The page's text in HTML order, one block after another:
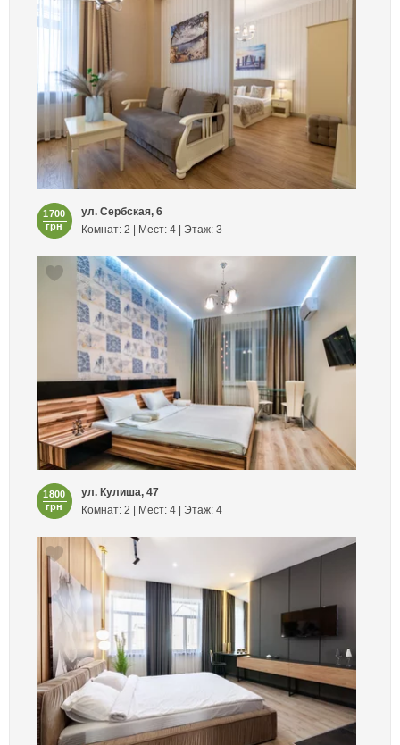
1700
грн
ул. Сербская, 6
Комнат: 2 | Мест: 4 | Этаж: 3
1800
грн
ул. Кулиша, 47
Комнат: 2 | Мест: 4 | Этаж: 4